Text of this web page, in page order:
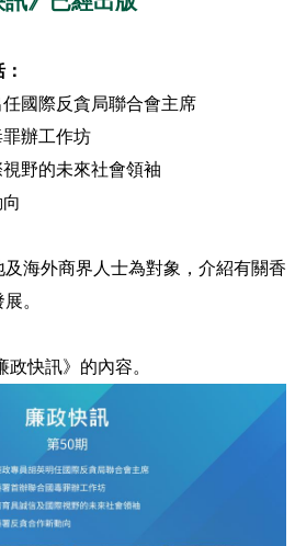
國際反貪局聯合會主席
辦工作坊
野的未來社會領袖
海外商界人士為對象，介紹有關香
。
快訊》的內容。